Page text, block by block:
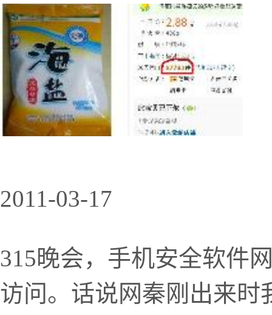
2011-03-17
315晚会，手机安全软件
访问。话说网秦刚出来时